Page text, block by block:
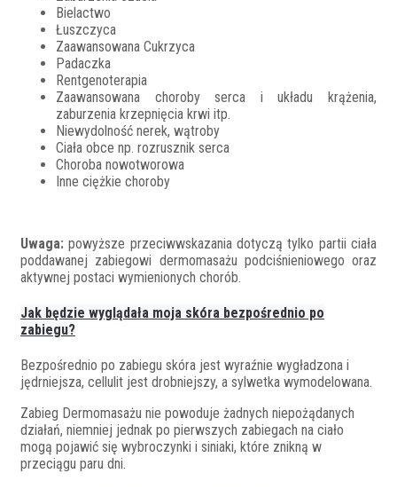
Bielactwo
Łuszczyca
Zaawansowana Cukrzyca
Padaczka
Rentgenoterapia
Zaawansowana choroby serca i układu krążenia,
zaburzenia krzepnięcia krwi itp.
Niewydolność nerek, wątroby
Ciała obce np. rozrusznik serca
Choroba nowotworowa
Inne ciężkie choroby
Uwaga: powyższe przeciwwskazania dotyczą tylko partii ciała
poddawanej zabiegowi dermomasażu podciśnieniowego oraz
aktywnej postaci wymienionych chorób.
Jak będzie wyglądała moja skóra bezpośrednio po
zabiegu?
Bezpośrednio po zabiegu skóra jest wyraźnie wygładzona i
jędrniejsza, cellulit jest drobniejszy, a sylwetka wymodelowana.
Zabieg Dermomasażu nie powoduje żadnych niepożądanych
działań, niemniej jednak po pierwszych zabiegach na ciało
mogą pojawić się wybroczynki i siniaki, które znikną w
przeciągu paru dni.